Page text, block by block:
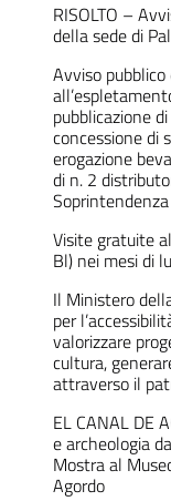
RISOLTO –
della sede di
Avviso
pubblicazione
concessione di
erogazione
di n. 2
Visite gratuite
Bl) nei mesi di
Il Ministero
per
valorizzare
cultura,
attraverso il
EL CANAL DE
e archeologia
Mostra al
Agordo